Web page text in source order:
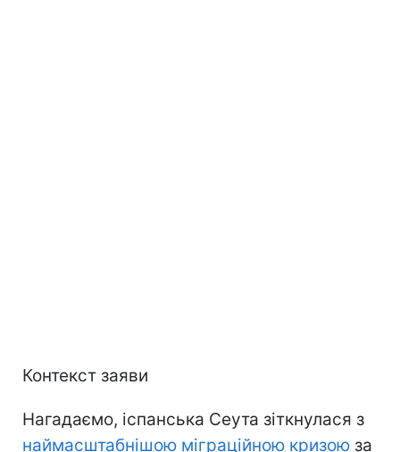
Контекст заяви
Нагадаємо, іспанська Сеута зіткнулася з
наймасштабнішою міграційною кризою за